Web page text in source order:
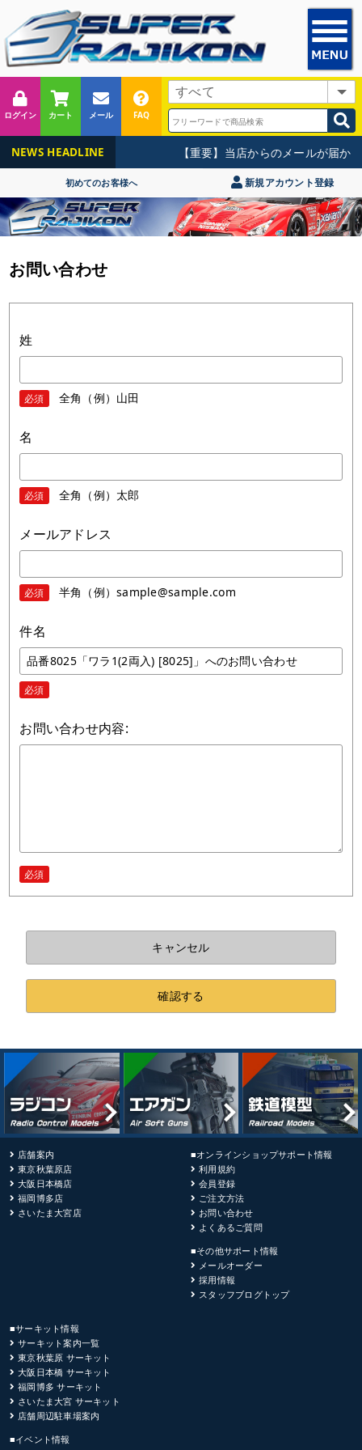
ログイン カート メール FAQ
NEWS HEADLINE 【重要】当店からのメールが届か
初めてのお客様へ 新規アカウント登録
お問い合わせ
姓
必須 全角（例）山田
名
必須 全角（例）太郎
メールアドレス
必須 半角（例）sample@sample.com
件名
必須
お問い合わせ内容:
必須
店舗案内
東京秋葉原店
大阪日本橋店
福岡博多店
さいたま大宮店
■オンラインショップサポート情報
利用規約
会員登録
ご注文方法
お問い合わせ
よくあるご質問
■その他サポート情報
メールオーダー
採用情報
スタッフブログトップ
■サーキット情報
サーキット案内一覧
東京秋葉原 サーキット
大阪日本橋 サーキット
福岡博多 サーキット
さいたま大宮 サーキット
店舗周辺駐車場案内
■イベント情報